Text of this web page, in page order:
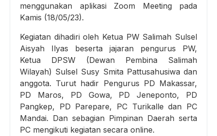
menggunakan aplikasi Zoom Meeting pada
Kamis (18/05/23).
Kegiatan dihadiri oleh Ketua PW Salimah Sulsel
Aisyah Ilyas beserta jajaran pengurus PW,
Ketua DPSW (Dewan Pembina Salimah
Wilayah) Sulsel Susy Smita Pattusahusiwa dan
anggota. Turut hadir Pengurus PD Makassar,
PD Maros, PD Gowa, PD Jeneponto, PD
Pangkep, PD Parepare, PC Turikalle dan PC
Mandai. Dan sebagian Pimpinan Daerah serta
PC mengikuti kegiatan secara online.